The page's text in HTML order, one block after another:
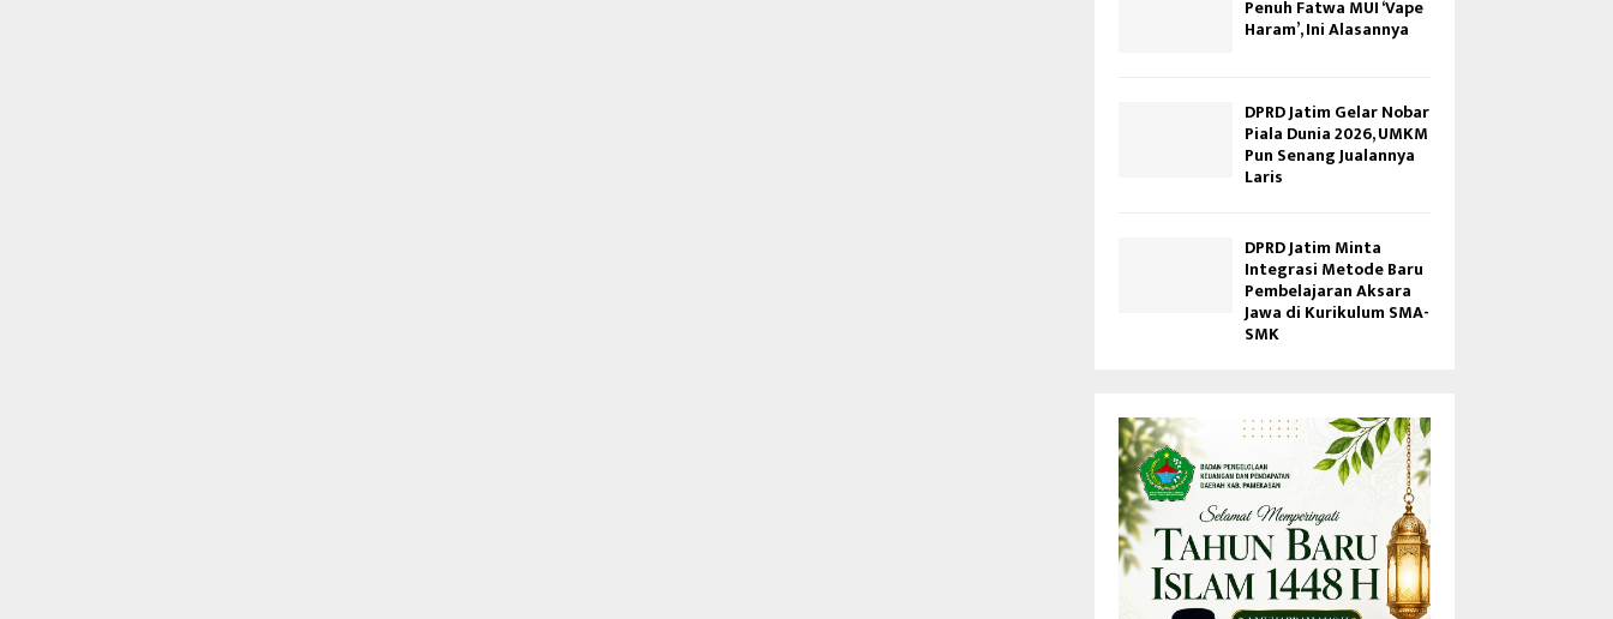
Penuh Fatwa MUI ‘Vape
Haram’, Ini Alasannya
DPRD Jatim Gelar Nobar
Piala Dunia 2026, UMKM
Pun Senang Jualannya
Laris
DPRD Jatim Minta
Integrasi Metode Baru
Pembelajaran Aksara
Jawa di Kurikulum SMA-
SMK